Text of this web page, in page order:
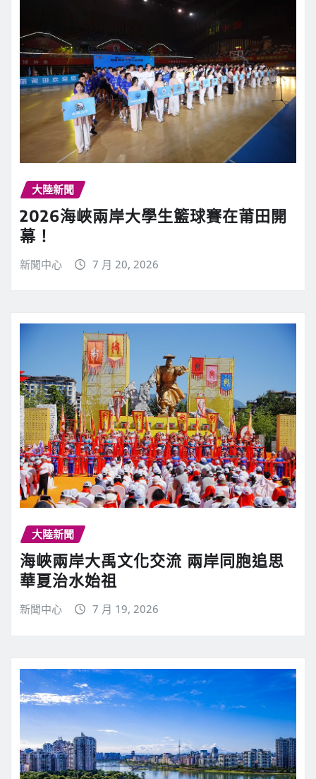
大陸新聞
2026海峽兩岸大學生籃球賽在莆田開
幕！
新聞中心 7 月 20, 2026
大陸新聞
海峽兩岸大禹文化交流 兩岸同胞追思
華夏治水始祖
新聞中心 7 月 19, 2026